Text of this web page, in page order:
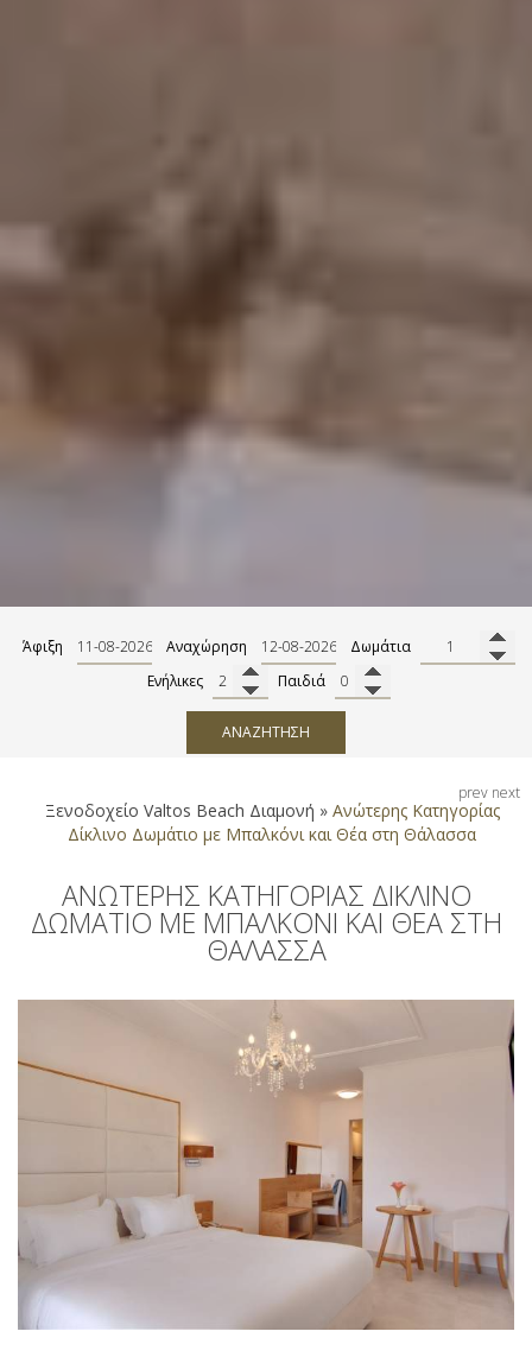
Άφιξη Αναχώρηση
Δωμάτια
Ενήλικες
Παιδιά
ΑΝΑΖΉΤΗΣΗ
Ξενοδοχείο Valtos Beach Διαμονή » Ανώτερης Κατηγορίας
Δίκλινο Δωμάτιο με Μπαλκόνι και Θέα στη Θάλασσα
ΑΝΏΤΕΡΗΣ ΚΑΤΗΓΟΡΊΑΣ ΔΊΚΛΙΝΟ
ΔΩΜΆΤΙΟ ΜΕ ΜΠΑΛΚΌΝΙ ΚΑΙ ΘΈΑ ΣΤΗ
ΘΆΛΑΣΣΑ
prev next